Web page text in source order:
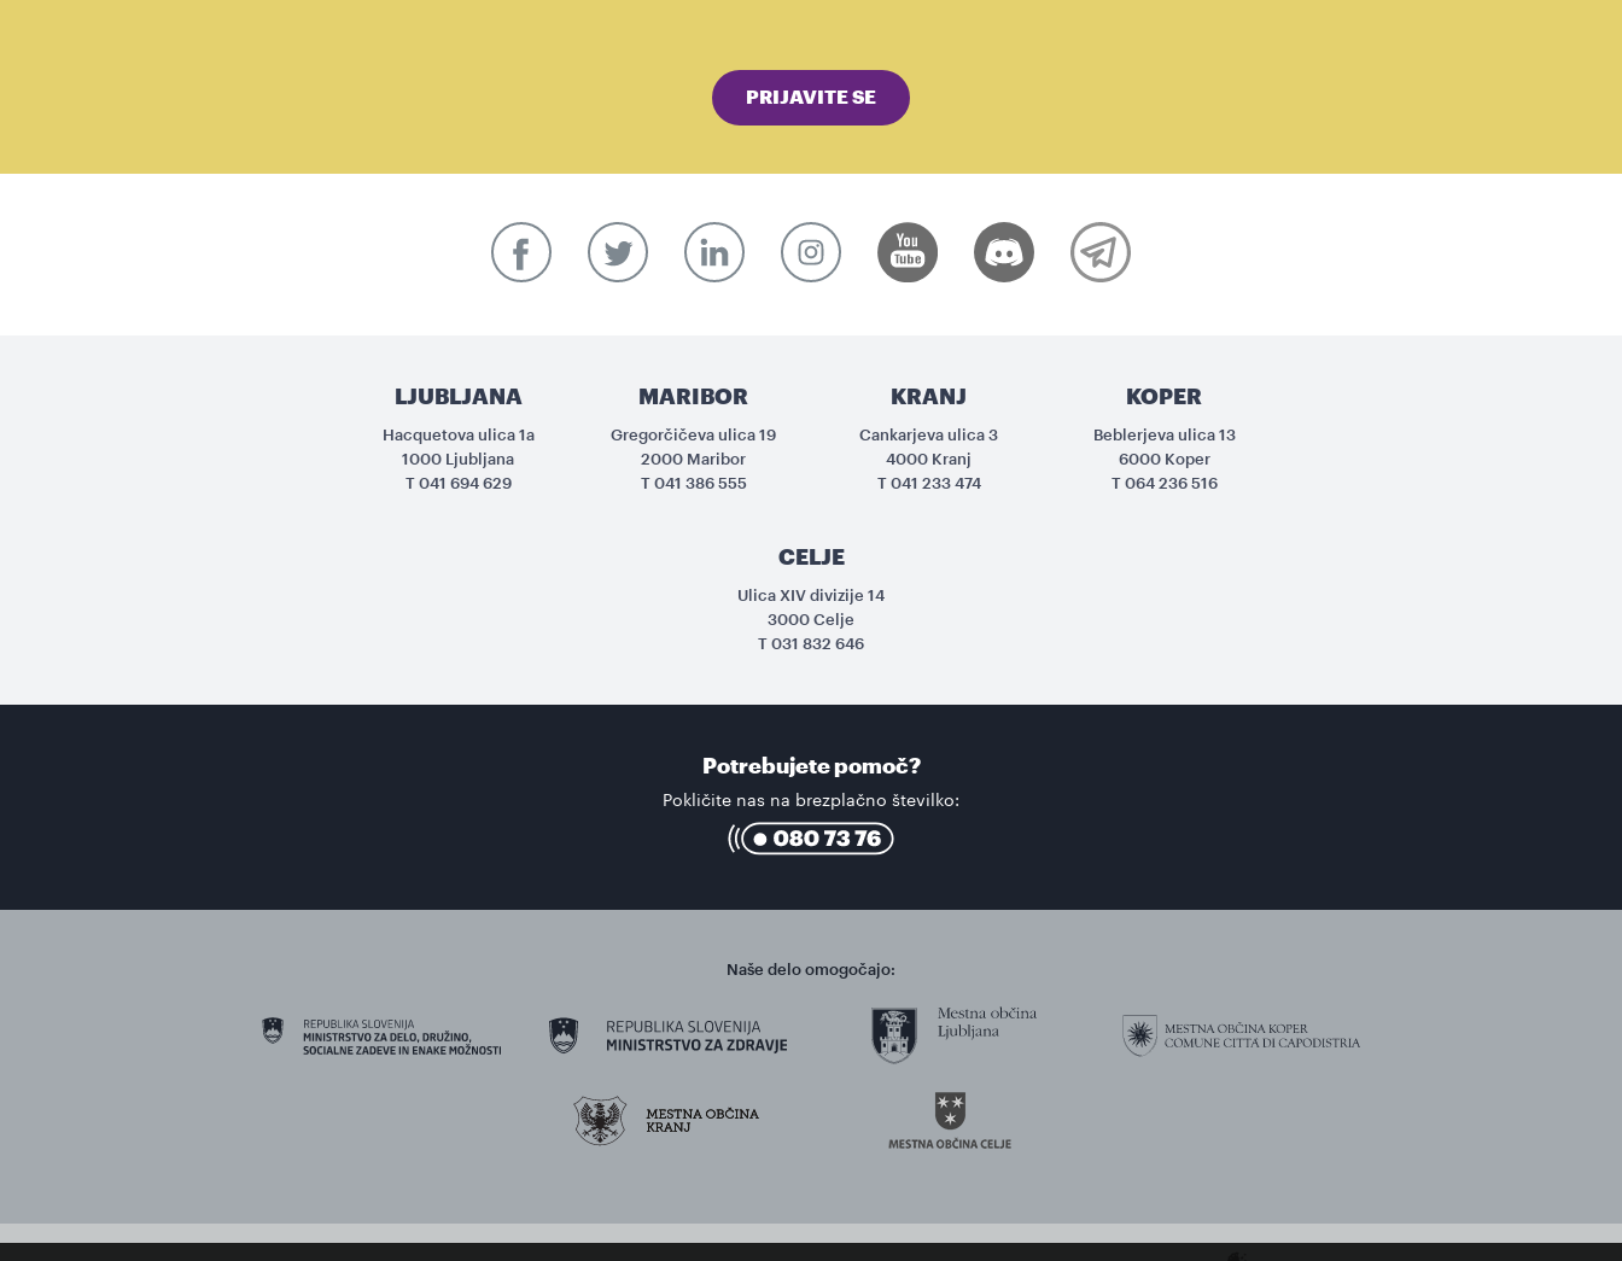
PRIJAVITE SE
LJUBLJANA
Hacquetova ulica 1a
1000 Ljubljana
T 041 694 629
MARIBOR
Gregorčičeva ulica 19
2000 Maribor
T 041 386 555
KRANJ
Cankarjeva ulica 3
4000 Kranj
T 041 233 474
KOPER
Beblerjeva ulica 13
6000 Koper
T 064 236 516
CELJE
Ulica XIV divizije 14
3000 Celje
T 031 832 646
Potrebujete pomoč?
Pokličite nas na brezplačno številko:
Naše delo omogočajo: